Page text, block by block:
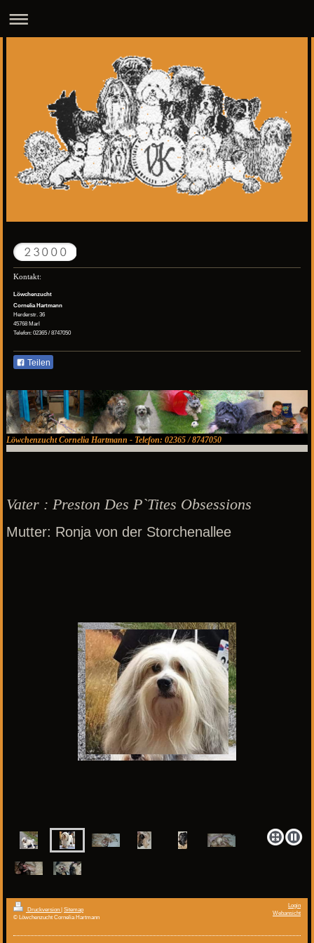
Kontakt:
Löwchenzucht
Cornelia Hartmann
Herderstr. 36
45768 Marl
Telefon: 02365 / 8747050
Teilen
Löwchenzucht Cornelia Hartmann - Telefon: 02365 / 8747050
Vater : Preston Des P`Tites Obsessions
Mutter: Ronja von der Storchenallee
Druckversion | Sitemap
© Löwchenzucht Cornelia Hartmann
Login
Webansicht